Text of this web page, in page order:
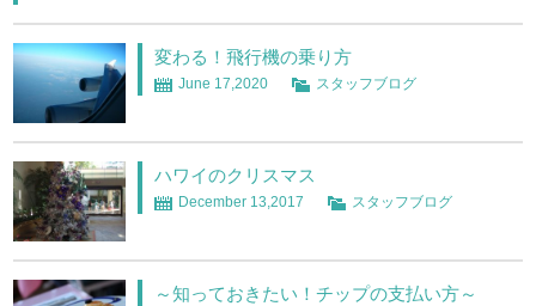
変わる！飛行機の乗り方
June 17,2020 スタッフブログ
ハワイのクリスマス
December 13,2017 スタッフブログ
～知っておきたい！チップの支払い方～